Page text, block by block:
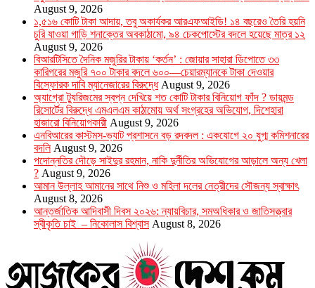
August 9, 2026
১,৫১৬ কোটি টাকা আদায়, তবু অকার্যকর আরএফআইডি! ১৪ বছরেও তৈরি হয়নি
চুরি যাওয়া গাড়ি শনাক্তের অবকাঠামো, ৯৪ চেকপোস্টের বদলে হয়েছে মাত্র ১২
August 9, 2026
বিআরটিসিতে দৈনিক মজুরির টাকায় ‘কর্তন’ : জোয়ার সাহারা ডিপোতে ৩৩
কারিগরের মজুরি ৭০০ টাকার বদলে ৬০০—চেয়ারম্যানকে টাকা দেওয়ার
বিস্ফোরক দাবি ম্যানেজারের বিরুদ্ধে August 9, 2026
অ্যাগ্রো ট্যুরিজমের স্বপ্ন দেখিয়ে শত কোটি টাকার বিনিয়োগ ফাঁদ ? ডায়মন্ড
রিসোর্টের বিরুদ্ধে এমএলএম কাঠামোয় অর্থ সংগ্রহের অভিযোগ, দিশেহারা
হাজারো বিনিয়োগকারী August 9, 2026
এনবিআরের কাস্টমস-ভ্যাট প্রশাসনে বড় রদবদল : একযোগে ২০ যুগ্ম কমিশনারের
বদলি August 9, 2026
পদোন্নতির দৌড়ে সাইদুর রহমান, নাকি দুর্নীতির অভিযোগের আড়ালে অন্য খেলা
? August 9, 2026
আমান উল্লাহ আমানের সাথে নিশু ও মহিলা দলের নেত্রীদের সৌজন্য স্বাক্ষাৎ
August 8, 2026
আন্তর্জাতিক আদিবাসী দিবস ২০২৬: ন্যায়বিচার, সমঅধিকার ও জাতিসত্ত্বার
স্বীকৃতি চাই – নিকোলাস বিশ্বাস August 8, 2026